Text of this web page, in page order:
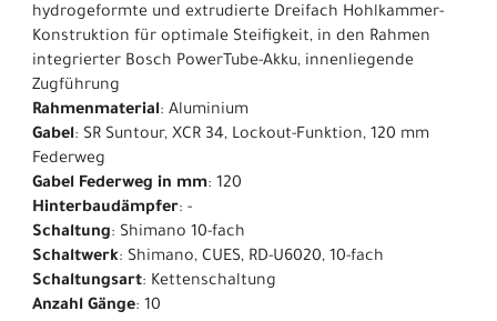
hydrogeformte und extrudierte Dreifach Hohlkammer-
Konstruktion für optimale Steifigkeit, in den Rahmen
integrierter Bosch PowerTube-Akku, innenliegende
Zugführung
Rahmenmaterial: Aluminium
Gabel: SR Suntour, XCR 34, Lockout-Funktion, 120 mm
Federweg
Gabel Federweg in mm: 120
Hinterbaudämpfer: -
Schaltung: Shimano 10-fach
Schaltwerk: Shimano, CUES, RD-U6020, 10-fach
Schaltungsart: Kettenschaltung
Anzahl Gänge: 10